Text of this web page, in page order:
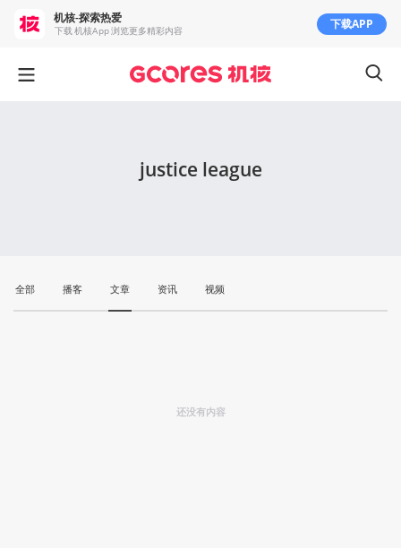
justice league
全部 播客 文章 资讯 视频
还没有内容
机核-探索热爱
下载 机核App 浏览更多精彩内容 下载APP